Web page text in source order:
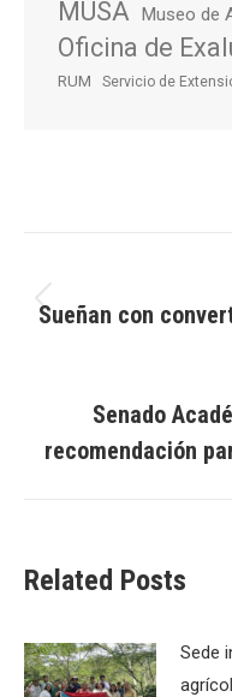
MUSA Museo de
Oficina de
RUM Servicio de
navigation
Sueñan con
Senado
recomendación
Related Posts
Sede